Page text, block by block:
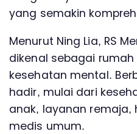
yang semakin
Menurut Ning Lia, RS
dikenal sebagai rumah
kesehatan mental.
hadir, mulai dari
anak, layanan remaja,
medis umum.